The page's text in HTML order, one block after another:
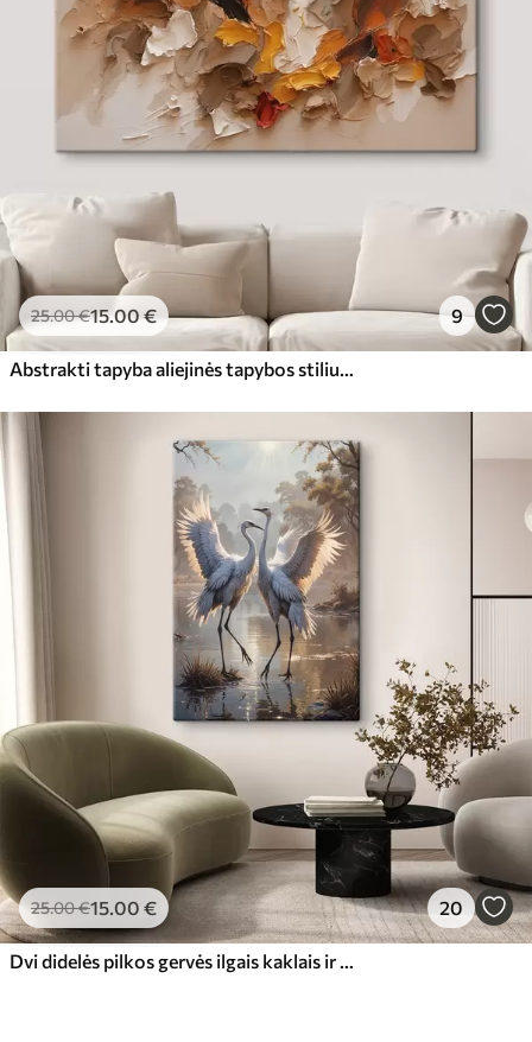
25.00€15.00€ 9
Abstrakti tapyba aliejinės tapybos stiliumi
25.00€15.00 € 20
Dvi didelės pilkos gervės ilgais kaklais ir išskleistais sparnais stovi ūkanotame ežere, apsuptame medžių